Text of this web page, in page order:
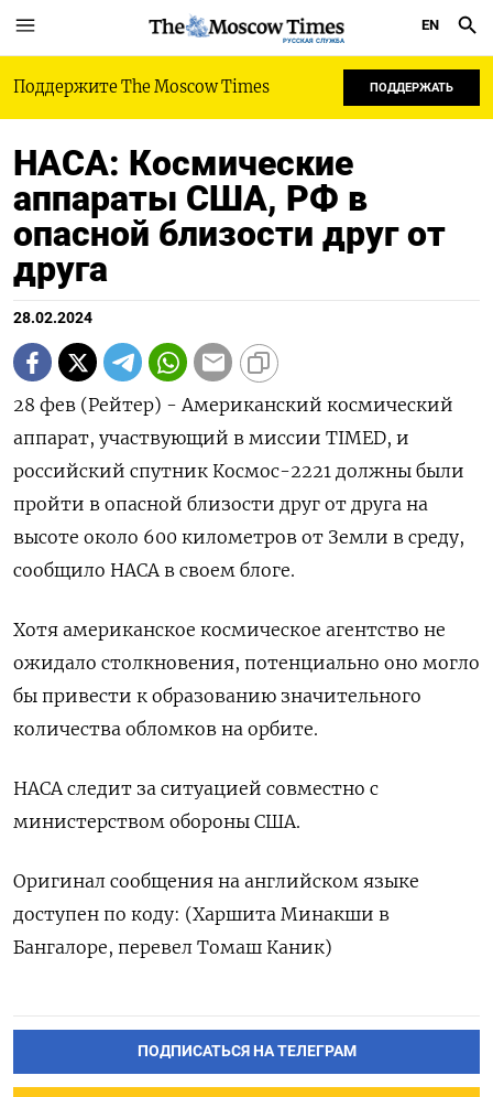
РУССКАЯ СЛУЖБА
EN
Поддержите The Moscow Times ПОДДЕРЖАТЬ
НАСА: Космические
аппараты США, РФ в
опасной близости друг от
друга
28.02.2024
28 фев (Рейтер) - Американский космический
аппарат, участвующий в миссии TIMED, и
российский спутник Космос-2221 должны были
пройти в опасной близости друг от друга на
высоте около 600 километров от Земли в среду,
сообщило НАСА в своем блоге.
Хотя американское космическое агентство не
ожидало столкновения, потенциально оно могло
бы привести к образованию значительного
количества обломков на орбите.
НАСА следит за ситуацией совместно с
министерством обороны США.
Оригинал сообщения на английском языке
доступен по коду: (Харшита Минакши в
Бангалоре, перевел Томаш Каник)
ПОДПИСАТЬСЯ НА ТЕЛЕГРАМ